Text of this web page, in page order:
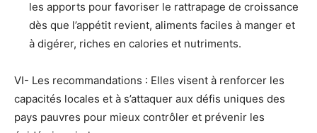
les apports pour favoriser le rattrapage de croissance
dès que l’appétit revient, aliments faciles à manger et
à digérer, riches en calories et nutriments.
VI- Les recommandations : Elles visent à renforcer les
capacités locales et à s’attaquer aux défis uniques des
pays pauvres pour mieux contrôler et prévenir les